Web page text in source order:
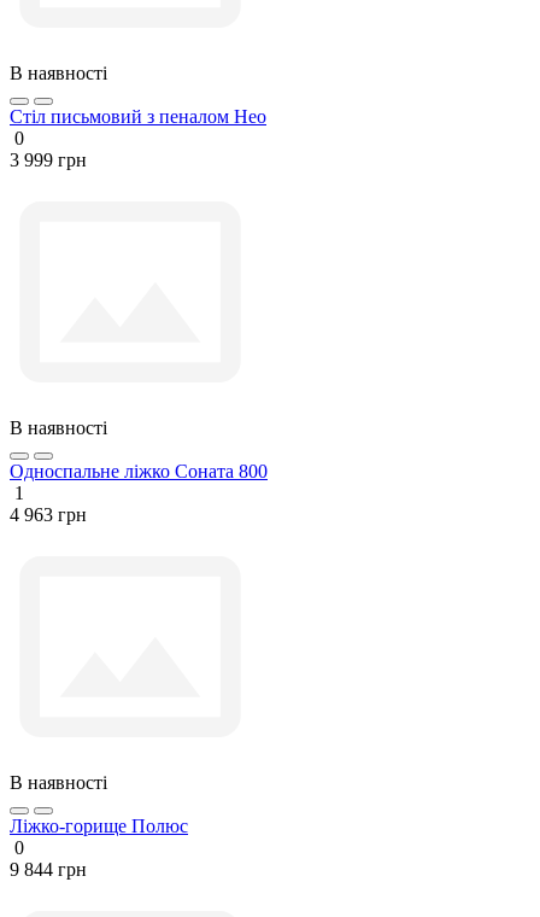
В наявності
Стіл письмовий з пеналом Нео
0
3 999 грн
В наявності
Односпальне ліжко Соната 800
1
4 963 грн
В наявності
Ліжко-горище Полюс
0
9 844 грн